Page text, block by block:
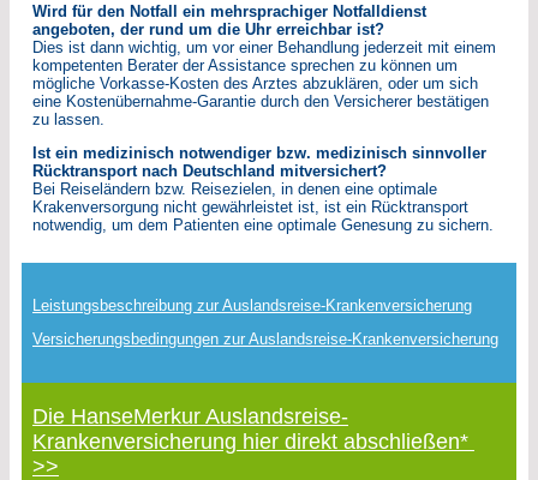
Wird für den Notfall ein mehrsprachiger Notfalldienst
angeboten, der rund um die Uhr erreichbar ist?
Dies ist dann wichtig, um vor einer Behandlung jederzeit mit einem
kompetenten Berater der Assistance sprechen zu können um
mögliche Vorkasse-Kosten des Arztes abzuklären, oder um sich
eine Kostenübernahme-Garantie durch den Versicherer bestätigen
zu lassen.
Ist ein medizinisch notwendiger bzw. medizinisch sinnvoller
Rücktransport nach Deutschland mitversichert?
Bei Reiseländern bzw. Reisezielen, in denen eine optimale
Krakenversorgung nicht gewährleistet ist, ist ein Rücktransport
notwendig, um dem Patienten eine optimale Genesung zu sichern.
Leistungsbeschreibung zur Auslandsreise-Krankenversicherung
Versicherungsbedingungen zur Auslandsreise-Krankenversicherung
Die HanseMerkur Auslandsreise-
Krankenversicherung hier direkt abschließen*
>>